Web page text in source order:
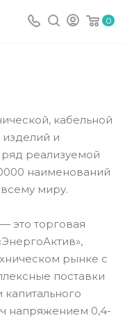
0
кабельной
и
реализуемой
наименований
миру.
это торговая
рынке с
поставки
капитального
напряжением 0,4-